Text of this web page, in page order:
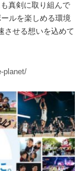
真剣に取り組んで
ルを楽しめる環境
させる想いを込めて
planet/